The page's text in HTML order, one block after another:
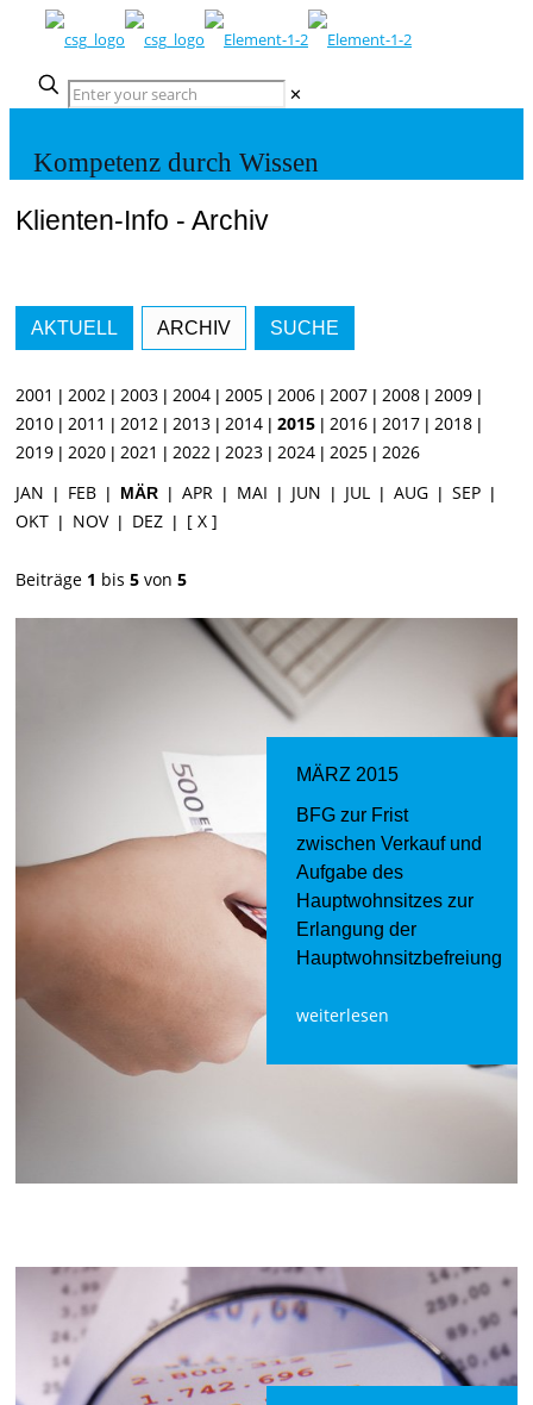
✕
Kompetenz durch Wissen
Klienten-Info - Archiv
AKTUELL ARCHIV SUCHE
2001 | 2002 | 2003 | 2004 | 2005 | 2006 | 2007 | 2008 | 2009 |
2010 | 2011 | 2012 | 2013 | 2014 | 2015 | 2016 | 2017 | 2018 |
2019 | 2020 | 2021 | 2022 | 2023 | 2024 | 2025 | 2026
JAN | FEB | MÄR | APR | MAI | JUN | JUL | AUG | SEP |
OKT | NOV| DEZ | [ X ]
Beiträge 1 bis 5 von 5
MÄRZ 2015
BFG zur Frist
zwischen Verkauf und
Aufgabe des
Hauptwohnsitzes zur
Erlangung der
Hauptwohnsitzbefreiung
weiterlesen